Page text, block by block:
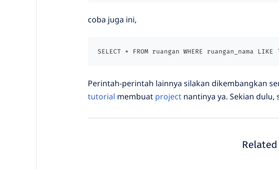
coba juga ini,
SELECT * FROM ruangan WHERE ruangan_nama LIKE
Perintah-perintah lainnya silakan dikembangkan
tutorial membuat projectnantinya ya. Sekian dulu,